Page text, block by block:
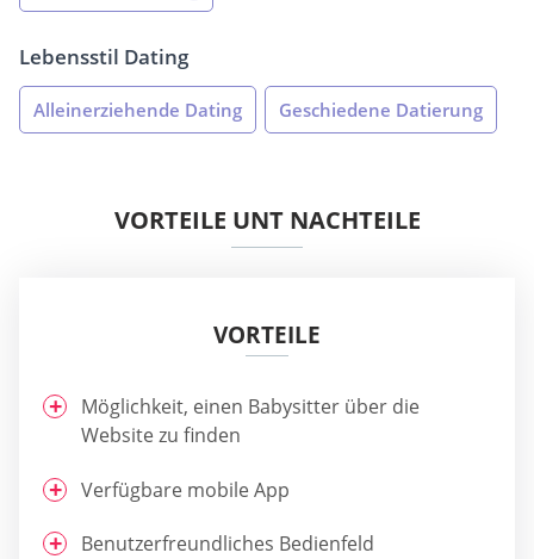
Lebensstil Dating
Alleinerziehende Dating Geschiedene Datierung
VORTEILE UNT NACHTEILE
VORTEILE
Möglichkeit, einen Babysitter über die
Website zu finden
Verfügbare mobile App
Benutzerfreundliches Bedienfeld